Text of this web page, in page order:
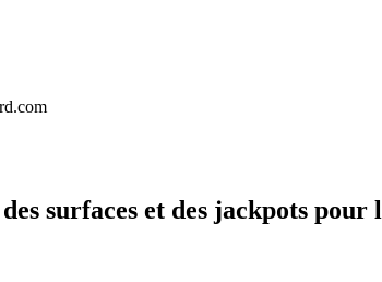
surfaces et des jackpots pour